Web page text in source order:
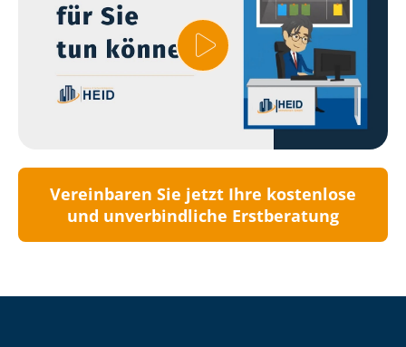
Vereinbaren Sie jetzt Ihre kostenlose
und unverbindliche Erstberatung